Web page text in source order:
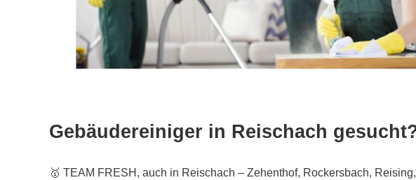
Gebäudereiniger in Reischach
🥇 TEAM FRESH, auch in Reischach – Zehenthof, Rockersbach,